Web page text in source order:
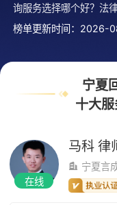
询服务选择哪个好？法
用丰富的法学知识和无
的天地。法临经专业评
所的马科律师、宁夏浩
律师事务所的王红丽律
事律师服务之星榜单是
度、评价情况等入选整
服务好？您可以多比较
榜单更新时间：2026-
宁夏
十大
在线
马科 律
宁夏言